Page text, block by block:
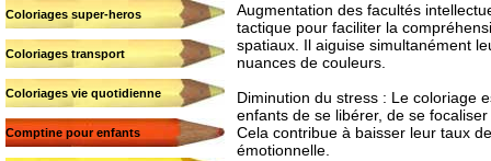
Coloriages super-heros
Coloriages transport
Coloriages vie quotidienne
Comptine pour enfants
Augmentation des facultés
tactique pour faciliter la
spatiaux. Il aiguise simultanément
nuances de couleurs.
Diminution du stress : Le coloriage
enfants de se libérer, de se
Cela contribue à baisser leur taux
émotionnelle.